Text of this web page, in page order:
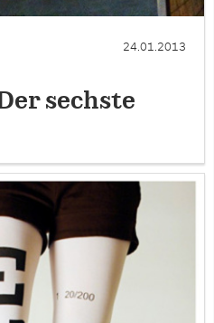
24.01.2013
sechste